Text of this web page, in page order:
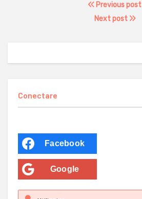
Previous post
Next post
Conectare
Facebook
Google